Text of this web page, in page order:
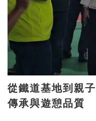
從鐵道基地到親子天地 湯詠瑜
傳承與遊憩品質